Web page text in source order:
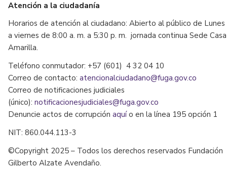
Atención a la ciudadanía
Horarios de atención al ciudadano: Abierto al público de Lunes
a viernes de 8:00 a. m. a 5:30 p. m. jornada continua Sede Casa
Amarilla.
Teléfono conmutador: +57 (601) 4 32 04 10
Correo de contacto: atencionalciudadano@fuga.gov.co
Correo de notificaciones judiciales
(único): notificacionesjudiciales@fuga.gov.co
Denuncie actos de corrupción aquío en la línea 195 opción 1
NIT: 860.044.113-3
©Copyright 2025 – Todos los derechos reservados Fundación
Gilberto Alzate Avendaño.